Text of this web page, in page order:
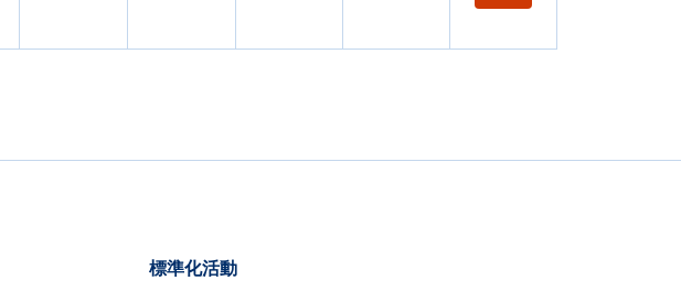
ドスキャナ以上のプロレベルです。
標準化活動